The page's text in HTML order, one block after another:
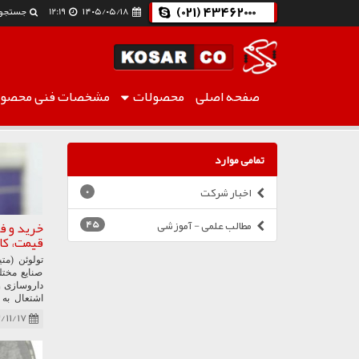
(021) 43462000
12:19
صفحه اصلی محصولات مشخصات فنی وبلاگ
تمامی موارد
اخبار شرکت
0
مطالب علمی - آموزشی 45 خرید و
قیمت،
تولوئن
صنایع
داروسازی
اشتعال
مواد
رنگ‌ها،